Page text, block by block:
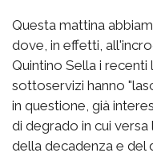
Questa mattina
dove, in effetti,
Quintino Sella i
sottoservizi hanno
in questione, già
di degrado in cui
della decadenza e del